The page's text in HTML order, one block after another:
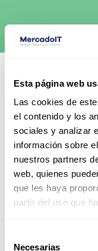
Esta página web
Las cookies de
el contenido y los
sociales y analizar
información sobre
nuestros partners
web, quienes
que les haya
partir del uso que
Necesarias
Todos los
Dell EMC 3.84TB
Unity Systems,